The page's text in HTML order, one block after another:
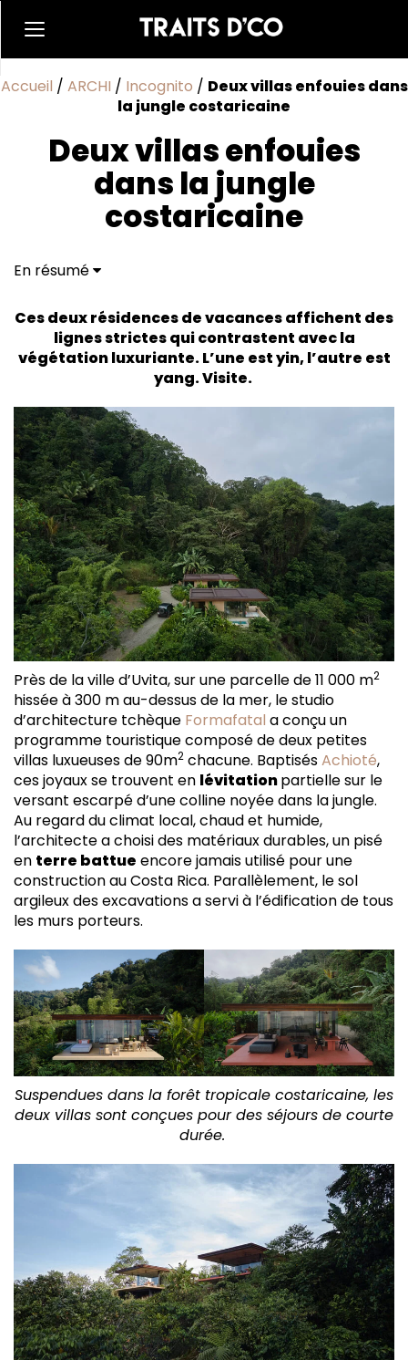
Accueil / ARCHI / Incognito / Deux villas enfouies dans
la jungle costaricaine
Deux villas enfouies
dans la jungle
costaricaine
En résumé
Ces deux résidences de vacances affichent des
lignes strictes qui contrastent avec la
végétation luxuriante. L’une est yin, l’autre est
yang. Visite.
Près de la ville d’Uvita, sur une parcelle de 11 000 m2
hissée à 300 m au-dessus de la mer, le studio
d’architecture tchèque Formafatal a conçu un
programme touristique composé de deux petites
villas luxueuses de 90m2 chacune. BaptisésAchioté,
ces joyaux se trouvent en lévitationpartielle sur le
versant escarpé d’une colline noyée dans la jungle.
Au regard du climat local, chaud et humide,
l’architecte a choisi des matériaux durables, un pisé
en terre battue encore jamais utilisé pour une
construction au Costa Rica. Parallèlement, le sol
argileux des excavations a servi à l’édification de tous
les murs porteurs.
Suspendues dans la forêt tropicale costaricaine, les
deux villas sont conçues pour des séjours de courte
durée.